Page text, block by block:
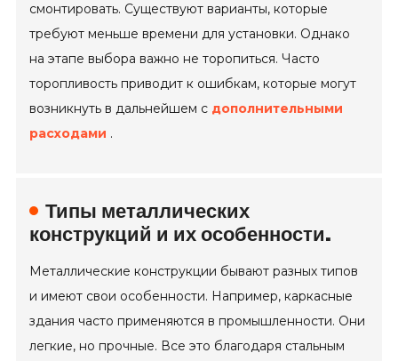
смонтировать. Существуют варианты, которые
требуют меньше времени для установки. Однако
на этапе выбора важно не торопиться. Часто
торопливость приводит к ошибкам, которые могут
возникнуть в дальнейшем с дополнительными
расходами .
Типы металлических
конструкций и их особенности.
Металлические конструкции бывают разных типов
и имеют свои особенности. Например, каркасные
здания часто применяются в промышленности. Они
легкие, но прочные. Все это благодаря стальным